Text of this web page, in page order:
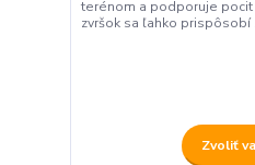
terénom a podporuje pocit
zvršok sa ľahko prispôsobí
Zvoliť